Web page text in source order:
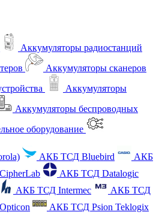
Аккумуляторы радиостанций
Аккумуляторы сканеров
Аккумуляторы
Аккумуляторы беспроводных
оборудование
АКБ ТСД Bluebird
АКБ
АКБ ТСД Datalogic
АКБ ТСД Intermec
АКБ ТСД
АКБ ТСД Psion Teklogix